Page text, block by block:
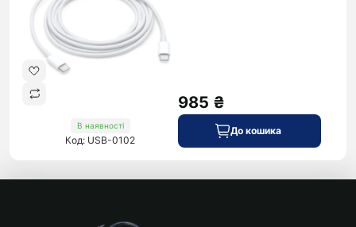
В наявності
Код: USB-0102
985 ₴
До кошика